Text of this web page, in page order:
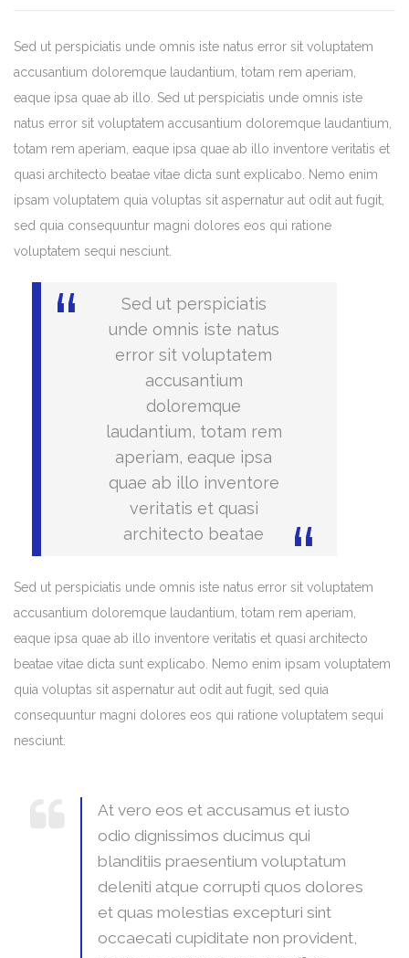
Sed ut perspiciatis unde omnis iste natus error sit voluptatem
accusantium doloremque laudantium, totam rem aperiam,
eaque ipsa quae ab illo. Sed ut perspiciatis unde omnis iste
natus error sit voluptatem accusantium doloremque laudantium,
totam rem aperiam, eaque ipsa quae ab illo inventore veritatis et
quasi architecto beatae vitae dicta sunt explicabo. Nemo enim
ipsam voluptatem quia voluptas sit aspernatur aut odit aut fugit,
sed quia consequuntur magni dolores eos qui ratione
voluptatem sequi nesciunt.
Sed ut perspiciatis
unde omnis iste natus
error sit voluptatem
accusantium
doloremque
laudantium, totam rem
aperiam, eaque ipsa
quae ab illo inventore
veritatis et quasi
architecto beatae
Sed ut perspiciatis unde omnis iste natus error sit voluptatem
accusantium doloremque laudantium, totam rem aperiam,
eaque ipsa quae ab illo inventore veritatis et quasi architecto
beatae vitae dicta sunt explicabo. Nemo enim ipsam voluptatem
quia voluptas sit aspernatur aut odit aut fugit, sed quia
consequuntur magni dolores eos qui ratione voluptatem sequi
nesciunt.
At vero eos et accusamus et iusto
odio dignissimos ducimus qui
blanditiis praesentium voluptatum
deleniti atque corrupti quos dolores
et quas molestias excepturi sint
occaecati cupiditate non provident,